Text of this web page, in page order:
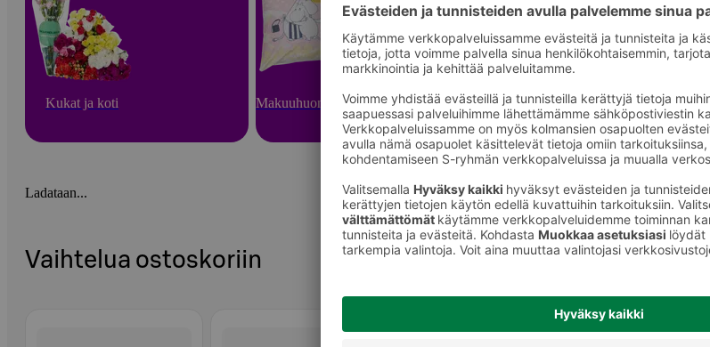
Kukat ja koti Makuuhuonetekstiilit Aluslakanat
Ladataan...
Vaihtelua ostoskoriin